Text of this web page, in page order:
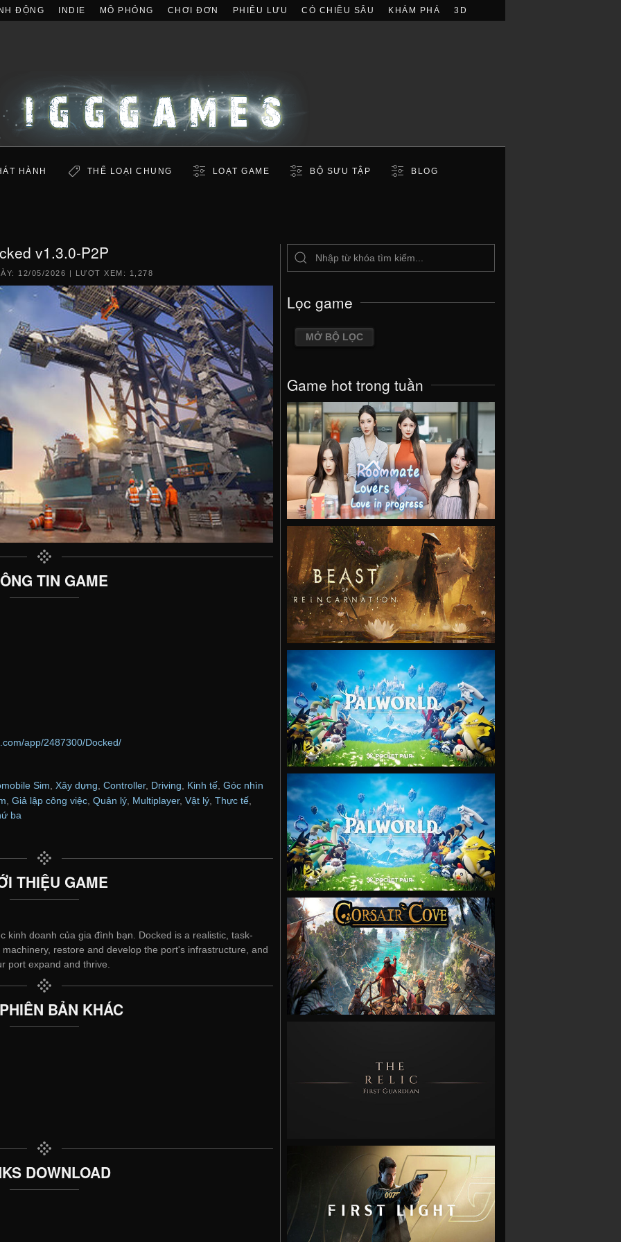
ĐỘNG INDIE MÔ PHỎNG CHƠI ĐƠN PHIÊU LƯU CÓ CHIỀU SÂU KHÁM PHÁ 3D
HÀNH THỂ LOẠI CHUNG LOẠT GAME BỘ SƯU TẬP BLOG
v1.3.0-P2P
12/05/2026 | LƯỢT XEM: 1,278
TIN GAME
app/2487300/Docked/
Sim, Xây dựng, Controller, Driving, Kinh tế, Góc nhìn
Giả lập công việc Quản lý Multiplayer, Vật lý Thực tế
ba
THIỆU GAME
kinh doanh của gia đình bạn. Docked is a realistic, task-
restore and develop the port's infrastructure, and
port expand and thrive.
BẢN KHÁC
DOWNLOAD
Lọc game
MỞ BỘ LỌC
Game hot trong tuần
VIEW
VIEW
VIEW
VIEW
VIEW
VIEW
VIEW